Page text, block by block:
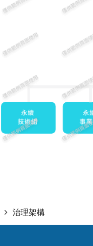
治理架構